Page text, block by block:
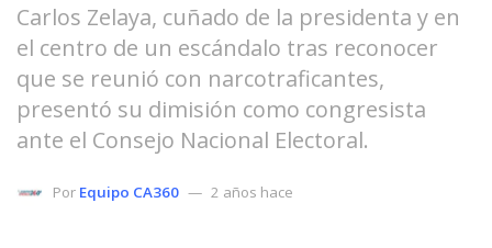
Carlos Zelaya, cuñado de la presidenta y en
el centro de un escándalo tras reconocer
que se reunió con narcotraficantes,
presentó su dimisión como congresista
ante el Consejo Nacional Electoral.
Por Equipo CA360 2 años hace